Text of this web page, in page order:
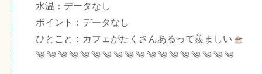
水温：データなし
ポイント：データなし
ひとこと：カフェがたくさんあるって羨ましい
༄ ༄ ༄ ༄ ༄ ༄ ༄ ༄ ༄ ༄ ༄ ༄ ༄ ༄ ༄ ༄ ༄ ༄